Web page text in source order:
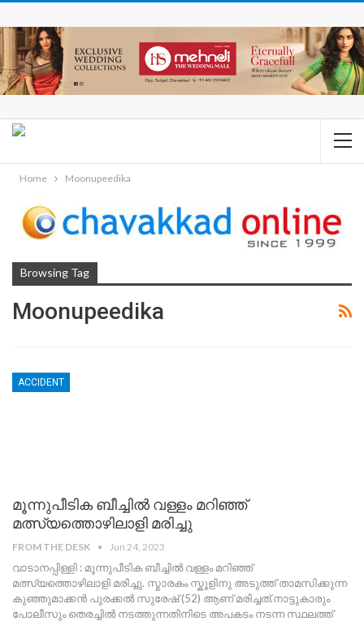
Home Moonupeedika
Browsing Tag
Moonupeedika
ACCIDENT
മൂന്നുപീടിക ബീച്ചിൽ വള്ളം മറിഞ്ഞ്
മത്സ്യത്തൊഴിലാളി മരിച്ചു
FROM THE DESK Jun 24, 2023
വാടാനപ്പിള്ളി : മൂന്നുപീടിക ബീച്ചിൽ വള്ളം മറിഞ്ഞ്
മത്സ്യത്തൊഴിലാളി മരിച്ചു. സ്മാരകം സ്കൂളിനു അടുത്ത് താമസിക്കുന്ന
കുഞ്ഞുമാക്കൻ പുരക്കൽ സുരേഷ് (52) ആണ് മരിച്ചത്.നാട്ടുകാരും
പോലീസും തെരച്ചിൽ നടത്തുന്നതിനിടെ അപകടം നടന്ന സ്ഥലത്ത്